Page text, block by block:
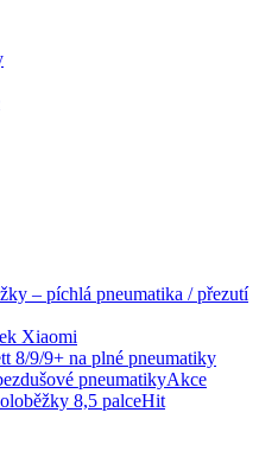
– píchlá pneumatika / přezutí
Xiaomi
8/9/9+ na plné pneumatiky
pneumatiky
8,5 palce